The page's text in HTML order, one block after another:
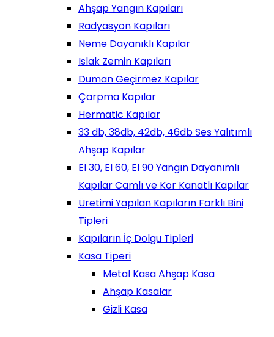
Ahşap Yangın Kapıları
Radyasyon Kapıları
Neme Dayanıklı Kapılar
Islak Zemin Kapıları
Duman Geçirmez Kapılar
Çarpma Kapılar
Hermatic Kapılar
33 db, 38db, 42db, 46db Ses Yalıtımlı
Ahşap Kapılar
EI 30, EI 60, EI 90 Yangın Dayanımlı
Kapılar Camlı ve Kor Kanatlı Kapılar
Üretimi Yapılan Kapıların Farklı Bini
Tipleri
Kapıların İç Dolgu Tipleri
Kasa Tiperi
Metal Kasa Ahşap Kasa
Ahşap Kasalar
Gizli Kasa